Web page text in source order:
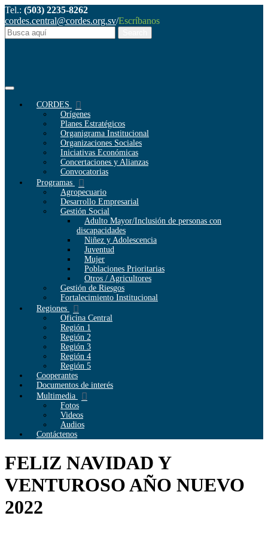
Tel.: (503) 2235-8262
cordes.central@cordes.org.sv/Escríbanos
CORDES
Orígenes
Planes Estratégicos
Organigrama Institucional
Organizaciones Sociales
Iniciativas Económicas
Concertaciones y Alianzas
Convocatorias
Programas
Agropecuario
Desarrollo Empresarial
Gestión Social
Adulto Mayor/Inclusión de personas con
discapacidades
Niñez y Adolescencia
Juventud
Mujer
Poblaciones Prioritarias
Otros / Agricultores
Gestión de Riesgos
Fortalecimiento Institucional
Regiones
Oficina Central
Región 1
Región 2
Región 3
Región 4
Región 5
Cooperantes
Documentos de interés
Multimedia
Fotos
Videos
Audios
Contáctenos
FELIZ NAVIDAD Y
VENTUROSO AÑO NUEVO
2022